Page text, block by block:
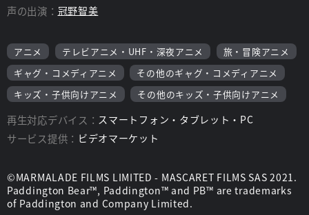
声の出演： 冠野智美
アニメ テレビアニメ・UHF・深夜アニメ
旅・冒険アニメ
ギャグ・コメディアニメ
その他のギャグ・コメディアニメ
キッズ・子供向けアニメ
その他のキッズ・子供向けアニメ
再生対応デバイス： スマートフォン・タブレット・PC
サービス提供： ビデオマーケット
©MARMALADE FILMS LIMITED - MASCARET FILMS SAS 2021.
Paddington Bear™, Paddington™ and PB™ are trademarks
of Paddington and Company Limited.